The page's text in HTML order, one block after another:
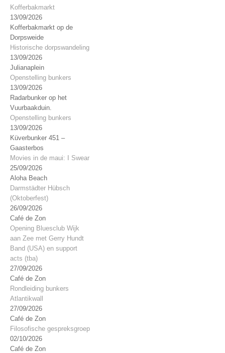
Kofferbakmarkt
13/09/2026
Kofferbakmarkt op de
Dorpsweide
Historische dorpswandeling
13/09/2026
Julianaplein
Openstelling bunkers
13/09/2026
Radarbunker op het
Vuurbaakduin.
Openstelling bunkers
13/09/2026
Küverbunker 451 –
Gaasterbos
Movies in de maui: I Swear
25/09/2026
Aloha Beach
Darmstädter Hübsch
(Oktoberfest)
26/09/2026
Café de Zon
Opening Bluesclub Wijk
aan Zee met Gerry Hundt
Band (USA) en support
acts (tba)
27/09/2026
Café de Zon
Rondleiding bunkers
Atlantikwall
27/09/2026
Café de Zon
Filosofische gespreksgroep
02/10/2026
Café de Zon